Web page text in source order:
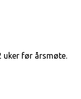
uker før årsmøte.